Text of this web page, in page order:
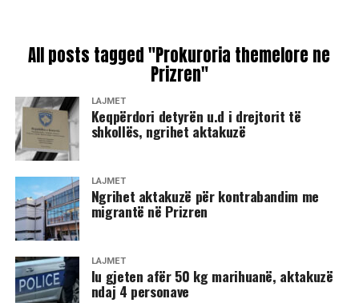
All posts tagged "Prokuroria themelore ne
Prizren"
LAJMET
​Keqpërdori detyrën u.d i drejtorit të
shkollës, ngrihet aktakuzë
LAJMET
Ngrihet aktakuzë për kontrabandim me
migrantë në Prizren
LAJMET
​Iu gjeten afër 50 kg marihuanë, aktakuzë
ndaj 4 personave